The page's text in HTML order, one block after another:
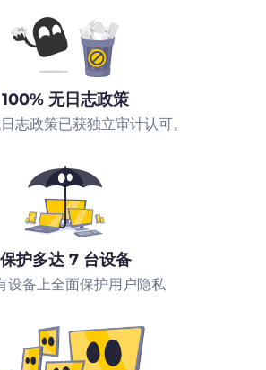
100% 无日志政策
志政策已获独立审计认可。
保护多达 7 台设备
设备上全面保护用户隐私